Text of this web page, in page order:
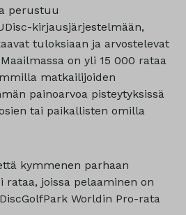
perustuu
kirjausjärjestelmään,
tuloksiaan ja arvostelevat
on yli 15 000 rataa
matkailijoiden
painoarvoa pisteytyksissä
tai paikallisten omilla
kymmenen parhaan
rataa, joissa pelaaminen on
Worldin Pro-rata